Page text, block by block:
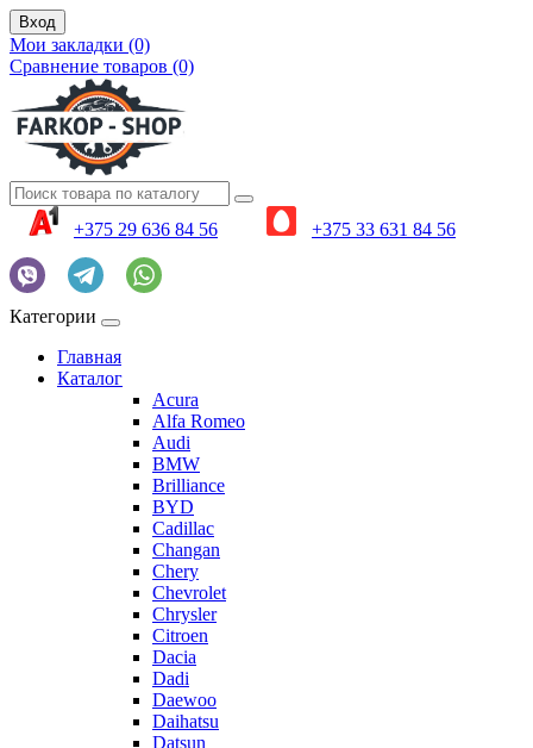
Вход
Мои закладки (0)
Сравнение товаров (0)
+375 29 636 84 56 +375 33 631 84 56
Категории
Главная
Каталог
Acura
Alfa Romeo
Audi
BMW
Brilliance
BYD
Cadillac
Changan
Chery
Chevrolet
Chrysler
Citroen
Dacia
Dadi
Daewoo
Daihatsu
Datsun